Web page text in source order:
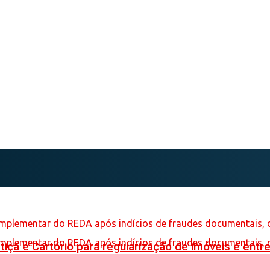
e Cartório para regularização de imóveis e